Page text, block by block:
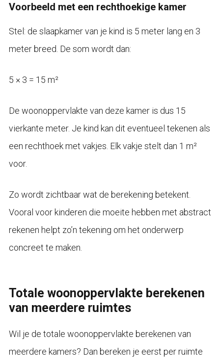
Voorbeeld met een rechthoekige kamer
Stel: de slaapkamer van je kind is 5 meter lang en 3
meter breed. De som wordt dan:
5 × 3 = 15 m²
De woonoppervlakte van deze kamer is dus 15
vierkante meter. Je kind kan dit eventueel tekenen als
een rechthoek met vakjes. Elk vakje stelt dan 1 m²
voor.
Zo wordt zichtbaar wat de berekening betekent.
Vooral voor kinderen die moeite hebben met abstract
rekenen helpt zo’n tekening om het onderwerp
concreet te maken.
Totale woonoppervlakte berekenen
van meerdere ruimtes
Wil je de totale woonoppervlakte berekenen van
meerdere kamers? Dan bereken je eerst per ruimte